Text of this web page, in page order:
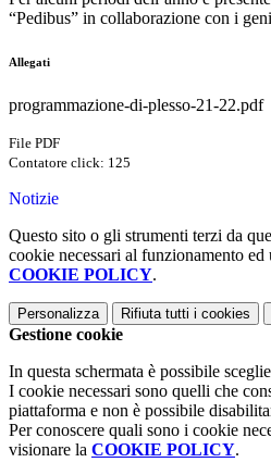
“Pedibus” in collaborazione con i
Allegati
programmazione-di-plesso-21-22.pdf
File PDF
Contatore click: 125
Notizie
Questo sito o gli strumenti terzi da
cookie necessari al funzionamento
COOKIE POLICY.
Personalizza Rifiuta tutti i cookies
Gestione cookie
In questa schermata è possibile
I cookie necessari sono quelli che
piattaforma e non è possibile
Per conoscere quali sono i cookie
visionare la COOKIE POLICY.